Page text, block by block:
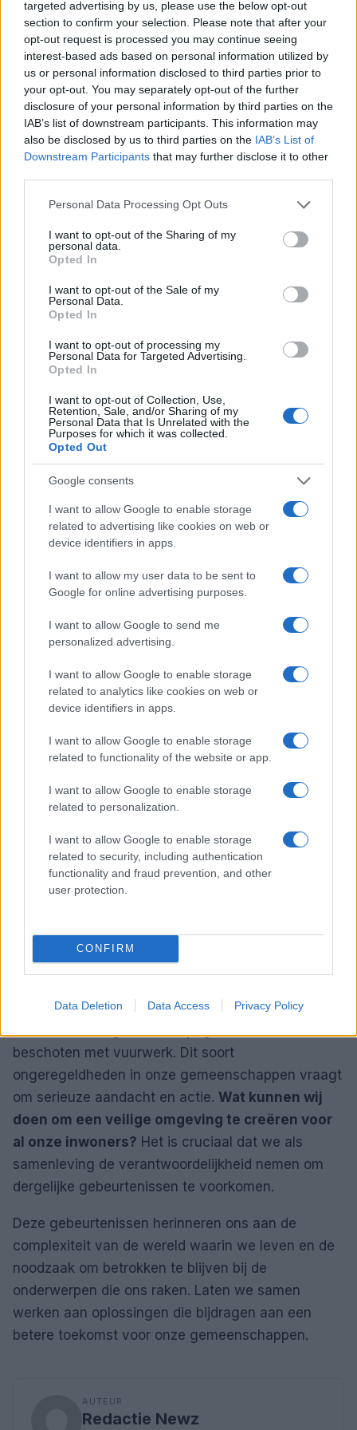
targeted advertising by us, please use the below opt-out
section to confirm your selection. Please note that after your
opt-out request is processed you may continue seeing
interest-based ads based on personal information utilized by
us or personal information disclosed to third parties prior to
your opt-out. You may separately opt-out of the further
disclosure of your personal information by third parties on the
IAB’s list of downstream participants. This information may
also be disclosed by us to third parties on the IAB’s List of
Downstream Participants that may further disclose it to other
Please note that this website/app uses one or more Google
not limited to your visit or usage behaviour. You may click to
grant or deny consent to Google and its third-party tags to
use your data for below specified purposes in below Google
consent section.
Personal Data Processing Opt Outs
I want to opt-out of the Sharing of my
personal data.
Opted In
I want to opt-out of the Sale of my
Personal Data.
Opted In
I want to opt-out of processing my
Personal Data for Targeted Advertising.
Opted In
I want to opt-out of Collection, Use,
Retention, Sale, and/or Sharing of my
Personal Data that Is Unrelated with the
Purposes for which it was collected.
Opted Out
Google consents
I want to allow Google to enable storage
related to advertising like cookies on web or
device identifiers in apps.
I want to allow my user data to be sent to
Google for online advertising purposes.
I want to allow Google to send me
personalized advertising.
I want to allow Google to enable storage
related to analytics like cookies on web or
device identifiers in apps.
I want to allow Google to enable storage
related to functionality of the website or app.
I want to allow Google to enable storage
related to personalization.
I want to allow Google to enable storage
related to security, including authentication
functionality and fraud prevention, and other
user protection.
CONFIRM
Data Deletion Data Access Privacy Policy
tot recreatie, de weersomstandigheden hebben
invloed op vele aspecten van de samenleving.Hoe
passen wij ons aan deze veranderende
omstandigheden aan?Het is een herinnering aan
de noodzaak van aanpassing.
Media-ondersteuning voor Sudan
gebrek aan fondsen bedreigt de continuïteit van
deze belangrijke nieuwsbron. Dit roept vragen op
over de rol van media in conflictgebieden en de
ervoor zorgen dat stemmen uit kwetsbare
regio’s gehoord blijven worden?
uitdaging die we als globale gemeenschap moeten
aanpakken.
Brandincidenten in Almere
In Almere heeft zich een verontrustend voorval
voorgedaan met drie branden in één dag in een
leegstaand commercieel gebouw. Dit soort
incidenten legt de nadruk op de veiligheid en de
staat van verlaten gebouwen in stedelijke
verbeteren en beschermen, vooral in tijden van
economische onzekerheid?We moeten
samenwerken om de veiligheid van onze
Ongecontroleerde evenementen in
Budel-Dorplein
De politie heeft een illegale race in Budel-Dorplein
beschoten met vuurwerk. Dit soort
ongeregeldheden in onze gemeenschappen vraagt
om serieuze aandacht en actie. Wat kunnen wij
doen om een veilige omgeving te creëren voor
al onze inwoners? Het is cruciaal dat we als
samenleving de verantwoordelijkheid nemen om
dergelijke gebeurtenissen te voorkomen.
Deze gebeurtenissen herinneren ons aan de
complexiteit van de wereld waarin we leven en de
noodzaak om betrokken te blijven bij de
onderwerpen die ons raken. Laten we samen
werken aan oplossingen die bijdragen aan een
betere toekomst voor onze gemeenschappen.
AUTEUR
Redactie Newz